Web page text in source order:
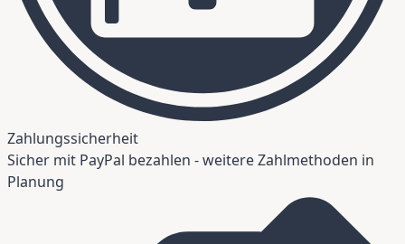
Zahlungssicherheit
Sicher mit PayPal bezahlen - weitere Zahlmethoden in
Planung